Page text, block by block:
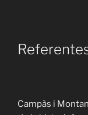
Campàs i